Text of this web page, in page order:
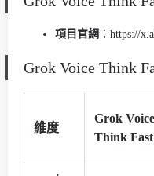
項目官網 ：https://
Grok Voice Think
維度
Grok Voice
Think Fast